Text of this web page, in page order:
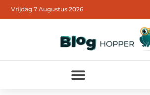
Vrijdag 7 Augustus 2026